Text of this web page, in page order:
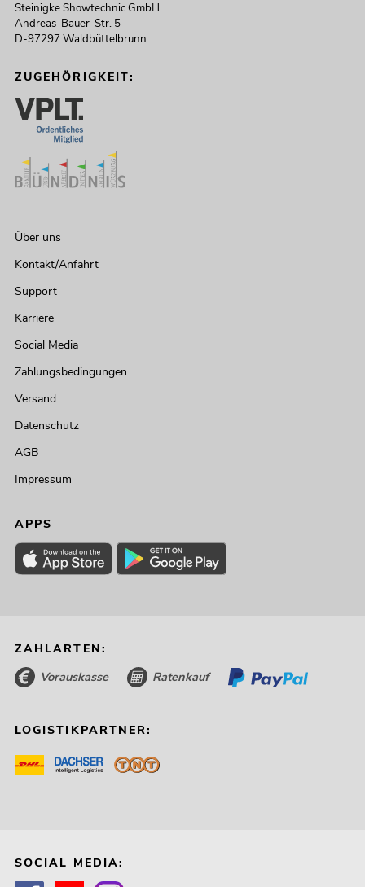
Steinigke Showtechnic GmbH
Andreas-Bauer-Str. 5
D-97297 Waldbüttelbrunn
ZUGEHÖRIGKEIT:
Über uns
Kontakt/Anfahrt
Support
Karriere
Social Media
Zahlungsbedingungen
Versand
Datenschutz
AGB
Impressum
APPS
ZAHLARTEN:
Vorauskasse Ratenkauf
LOGISTIKPARTNER:
SOCIAL MEDIA: